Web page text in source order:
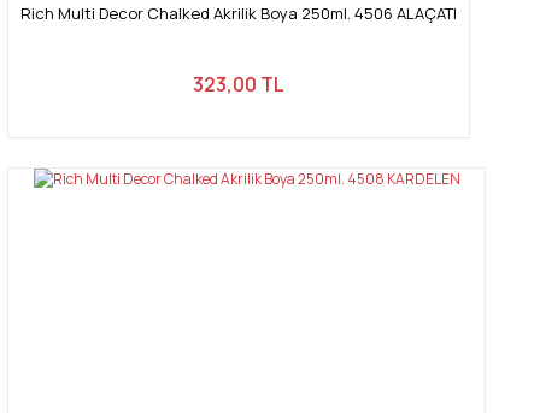
Rich Multi Decor Chalked Akrilik Boya 250ml. 4506 ALAÇATI
323,00 TL